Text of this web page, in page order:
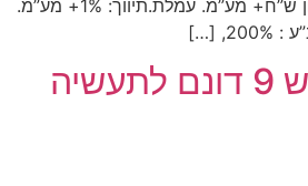
שיווק לרכישה: 136 מליון ש”ח+ מע”מ. עמלת.תיווך: 1%+ מע”מ.
[…]
למכירה מגרש 9 דונם לתעשיה